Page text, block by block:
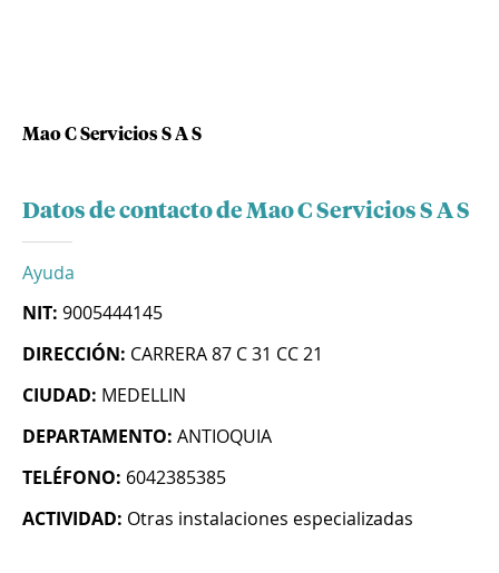
Mao C Servicios S A S
Datos de contacto de Mao C Servicios S A S
Ayuda
NIT: 9005444145
DIRECCIÓN: CARRERA 87 C 31 CC 21
CIUDAD: MEDELLIN
DEPARTAMENTO: ANTIOQUIA
TELÉFONO: 6042385385
ACTIVIDAD: Otras instalaciones especializadas